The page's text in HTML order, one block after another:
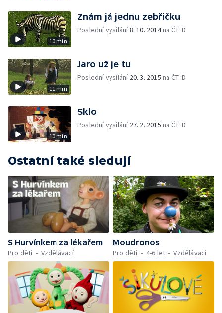
10 min
Znám já jednu zebřičku
Poslední vysílání8. 10. 2014na ČT :D
11 min
Jaro už je tu
Poslední vysílání 20. 3. 2015 na ČT :D
10 min
Sklo
Poslední vysílání 27. 2. 2015 na ČT :D
Ostatní také sledují
S Hurvínkem za lékařem
Pro děti
Vzdělávací
Moudronos
Pro děti
4-6 let Vzdělávací